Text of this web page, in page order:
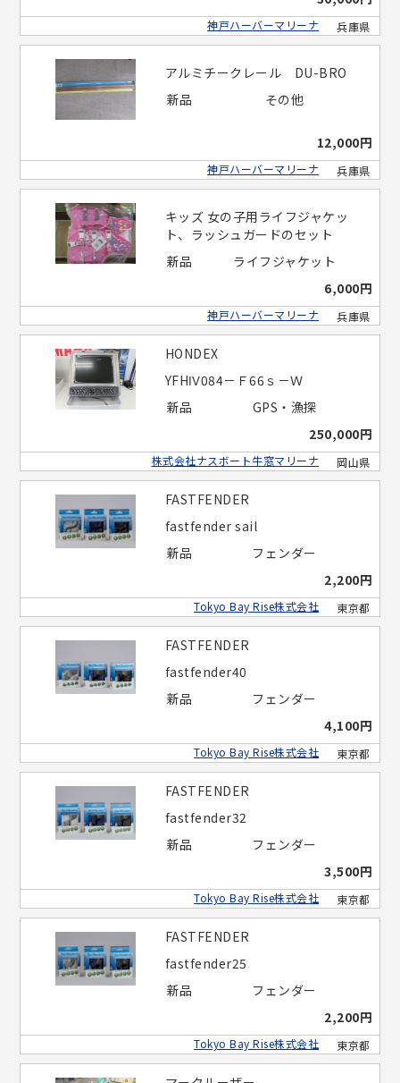
兵庫県
神戸ハーバーマリーナ
アルミチークレール DU-BRO
新品
その他
12,000円
兵庫県
神戸ハーバーマリーナ
キッズ 女の子用ライフジャケッ
ト、ラッシュガードのセット
新品
ライフジャケット
6,000円
兵庫県
神戸ハーバーマリーナ
HONDEX
YFHⅣ084－Ｆ66ｓ－Ｗ
新品
GPS・漁探
250,000円
岡山県
株式会社ナスボート牛窓マリーナ
FASTFENDER
fastfender sail
新品
フェンダー
2,200円
東京都
Tokyo Bay Rise株式会社
FASTFENDER
fastfender40
新品
フェンダー
4,100円
東京都
Tokyo Bay Rise株式会社
FASTFENDER
fastfender32
新品
フェンダー
3,500円
東京都
Tokyo Bay Rise株式会社
FASTFENDER
fastfender25
新品
フェンダー
2,200円
東京都
Tokyo Bay Rise株式会社